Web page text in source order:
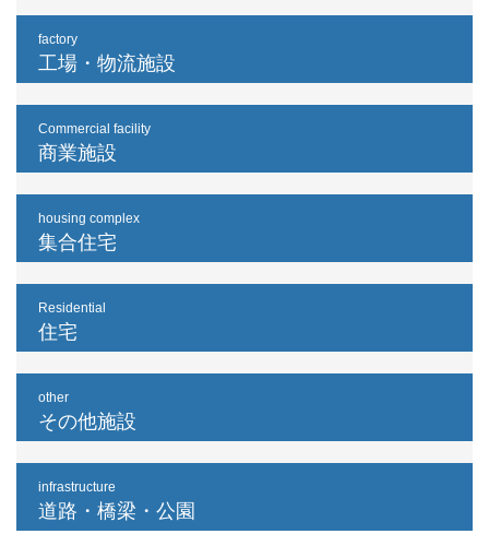
factory
工場・物流施設
Commercial facility
商業施設
housing complex
集合住宅
Residential
住宅
other
その他施設
infrastructure
道路・橋梁・公園